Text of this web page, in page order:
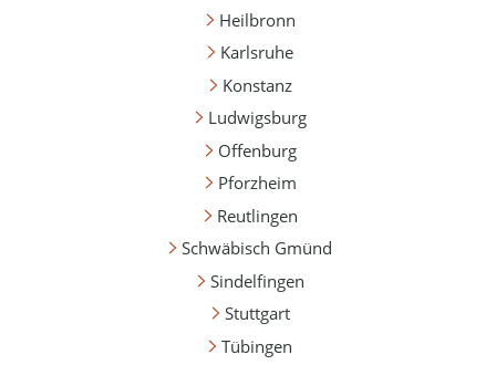
Heilbronn
Karlsruhe
Konstanz
Ludwigsburg
Offenburg
Pforzheim
Reutlingen
Schwäbisch Gmünd
Sindelfingen
Stuttgart
Tübingen